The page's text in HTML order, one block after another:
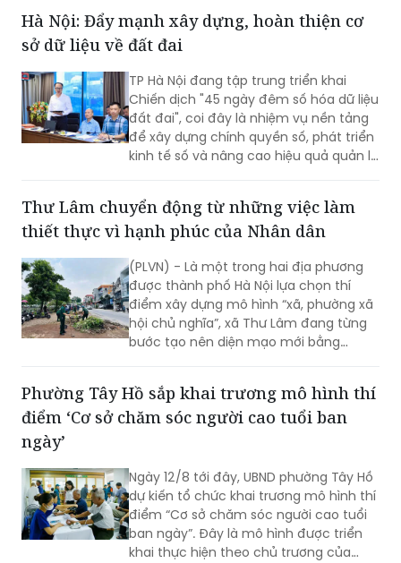
Hà Nội: Đẩy mạnh xây dựng, hoàn thiện cơ
sở dữ liệu về đất đai
TP Hà Nội đang tập trung triển khai
Chiến dịch "45 ngày đêm số hóa dữ liệu
đất đai", coi đây là nhiệm vụ nền tảng
để xây dựng chính quyền số, phát triển
kinh tế số và nâng cao hiệu quả quản lý
Thư Lâm chuyển động từ những việc làm
thiết thực vì hạnh phúc của Nhân dân
(PLVN) - Là một trong hai địa phương
được thành phố Hà Nội lựa chọn thí
điểm xây dựng mô hình “xã, phường xã
hội chủ nghĩa”, xã Thư Lâm đang từng
bước tạo nên diện mạo mới bằng
hàng cây, bồn hoa được chăm sóc đến
các ao hồ được cải tạo, làm sạch…, tất
của Nhân dân với mục tiêu lấy người
dân làm trung tâm, lấy chất lượng
cuộc sống làm thước đo cho sự phát
triển.
Phường Tây Hồ sắp khai trương mô hình thí
điểm ‘Cơ sở chăm sóc người cao tuổi ban
ngày’
Ngày 12/8 tới đây, UBND phường Tây Hồ
dự kiến tổ chức khai trương mô hình thí
điểm “Cơ sở chăm sóc người cao tuổi
ban ngày”. Đây là mô hình được triển
khai thực hiện theo chủ trương của